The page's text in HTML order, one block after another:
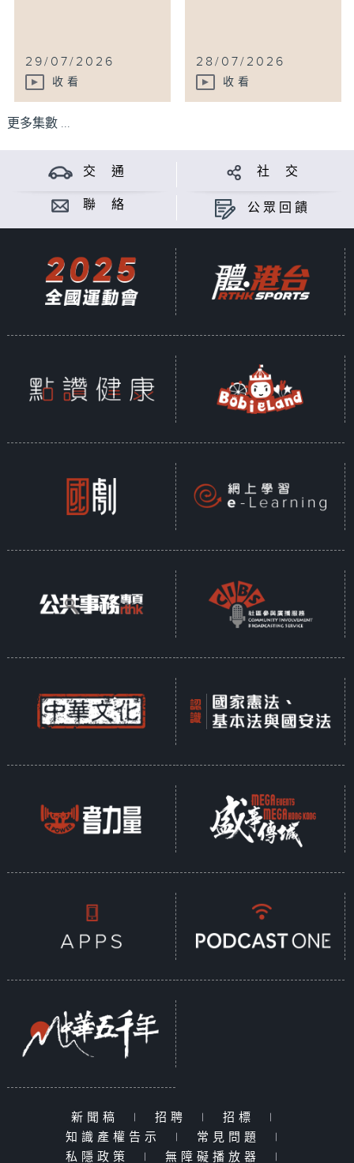
29/07/2026
收看
28/07/2026
收看
更多集數 ...
交 通 社 交
聯 絡 公眾回饋
新聞稿 | 招聘 | 招標
|
知識產權告示
| 常見問題
|
私隱政策
| 無障礙播放器 |